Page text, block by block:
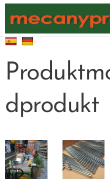
dprodukt